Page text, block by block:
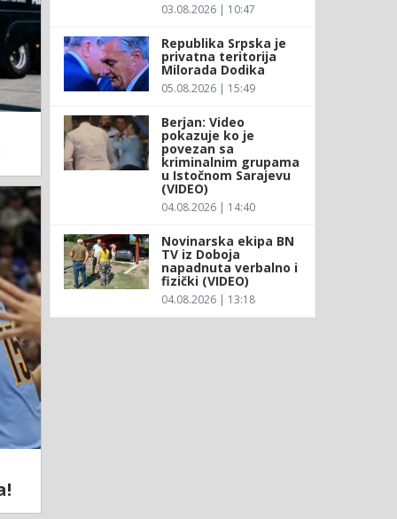
03.08.2026 | 10:47
Republika Srpska je
privatna teritorija
Milorada Dodika
05.08.2026 | 15:49
Berjan: Video
pokazuje ko je
povezan sa
kriminalnim grupama
u Istočnom Sarajevu
(VIDEO)
04.08.2026 | 14:40
Novinarska ekipa BN
TV iz Doboja
napadnuta verbalno i
fizički (VIDEO)
04.08.2026 | 13:18